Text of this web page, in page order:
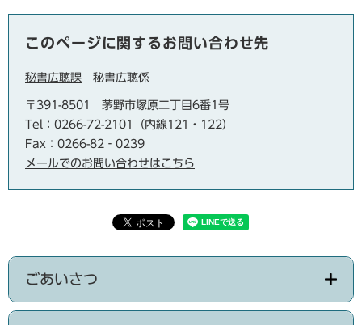
このページに関するお問い合わせ先
秘書広聴課 秘書広聴係
〒391-8501
茅野市塚原二丁目6番1号
Tel：0266-72-2101（内線121・122）
Fax：0266-82‐0239
メールでのお問い合わせはこちら
ごあいさつ